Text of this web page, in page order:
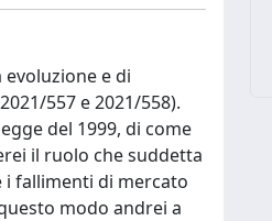
e di
557 e 2021/558).
del 1999, di come
il ruolo che suddetta
i fallimenti di mercato
modo andrei a